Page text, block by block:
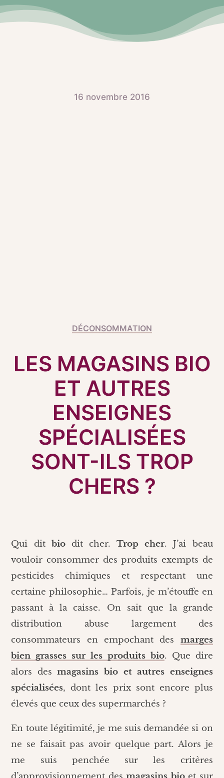
16 novembre 2016
DÉCONSOMMATION
LES MAGASINS BIO
ET AUTRES
ENSEIGNES
SPÉCIALISÉES
SONT-ILS TROP
CHERS ?
Qui dit biodit cher.Trop cher. J’ai beau
vouloir consommer des produits exempts de
pesticides chimiques et respectant une
certaine philosophie… Parfois, je m’étouffe en
passant à la caisse. On sait que la grande
distribution abuse largement des
consommateurs en empochant des marges
bien grasses sur les produits bio. Que dire
alors desmagasins bio et autres enseignes
spécialisées, dont les prix sont encore plus
élevés que ceux des supermarchés ?
En toute légitimité, je me suis demandée si on
ne se faisait pas avoir quelque part. Alors je
me suis penchée sur les critères